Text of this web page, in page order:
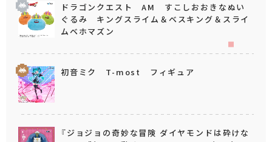
ドラゴンクエスト AM すこしおおきなぬい
ぐるみ キングスライム＆ベスキング＆スライ
ムベホマズン
初音ミク T-most フィギュア
『ジョジョの奇妙な冒険 ダイヤモンドは砕けな